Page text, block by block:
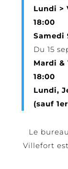
Lundi >
18:00
Samedi
Du 15
Mardi &
18:00
Lundi,
(sauf
Le
Villefort